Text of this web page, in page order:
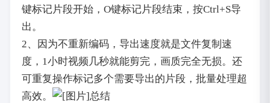
键标记片段开始，O键标记片段结束，按Ctrl+S导
出。
2、因为不重新编码，导出速度就是文件复制速
度，1小时视频几秒就能剪完，画质完全无损。还
可重复操作标记多个需要导出的片段，批量处理超
高效。
总结